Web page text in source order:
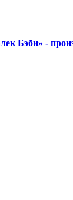
Бэби» -